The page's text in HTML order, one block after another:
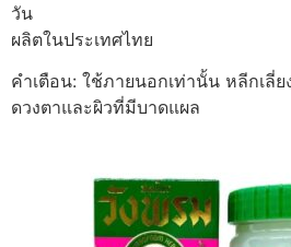
วัน
ผลิตในประเทศไทย
คำเตือน: ใช้ภายนอกเท่านั้น หลีกเลี่
ดวงตาและผิวที่มีบาดแผล